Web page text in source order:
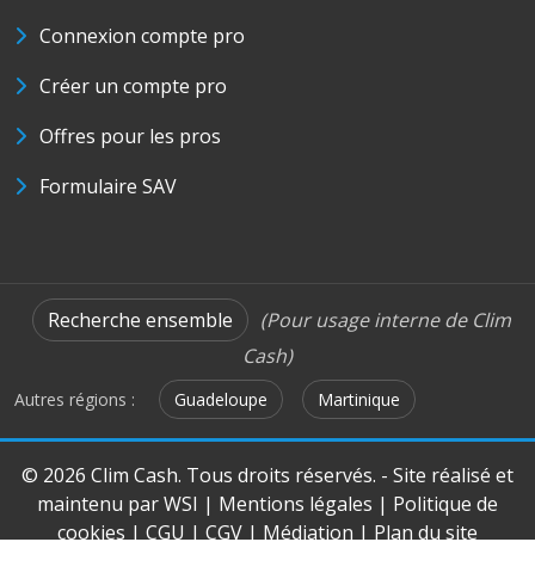
Connexion compte pro
Créer un compte pro
Offres pour les pros
Formulaire SAV
Recherche ensemble
(Pour usage interne de Clim
Cash)
Autres régions : Guadeloupe Martinique
© 2026 Clim Cash. Tous droits réservés. - Site réalisé et
maintenu parWSI | Mentions légales | Politique de
cookies | CGU | CGV | Médiation | Plan du site